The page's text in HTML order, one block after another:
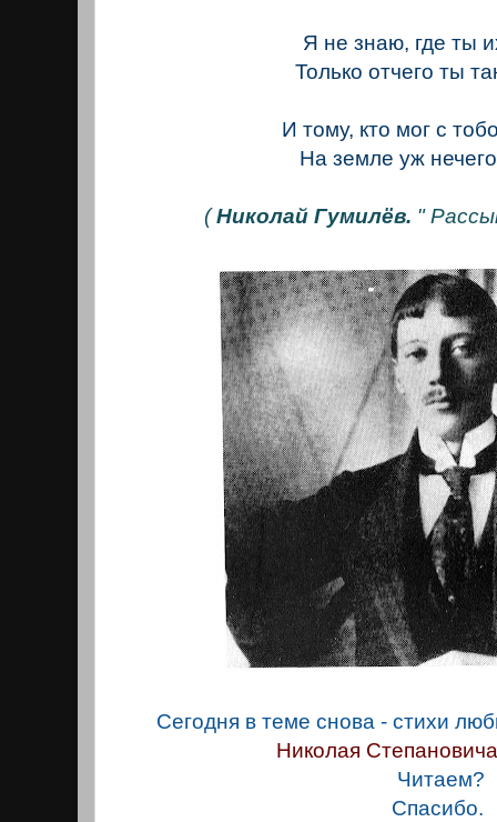
Я не знаю, где ты
Только отчего ты
И тому, кто мог с
На земле уж
(Николай Гумилёв. "
Сегодня в теме снова - стихи
Николая
Читаем?
Спасибо.